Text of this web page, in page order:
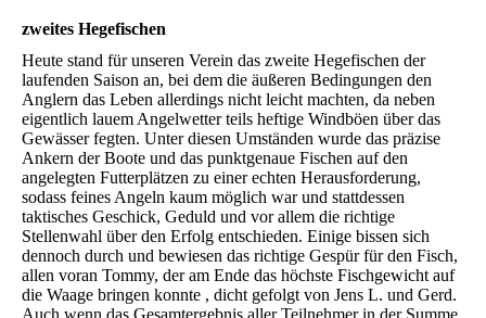
zweites Hegefischen
Heute stand für unseren Verein das zweite Hegefischen der
laufenden Saison an, bei dem die äußeren Bedingungen den
Anglern das Leben allerdings nicht leicht machten, da neben
eigentlich lauem Angelwetter teils heftige Windböen über das
Gewässer fegten. Unter diesen Umständen wurde das präzise
Ankern der Boote und das punktgenaue Fischen auf den
angelegten Futterplätzen zu einer echten Herausforderung,
sodass feines Angeln kaum möglich war und stattdessen
taktisches Geschick, Geduld und vor allem die richtige
Stellenwahl über den Erfolg entschieden. Einige bissen sich
dennoch durch und bewiesen das richtige Gespür für den Fisch,
allen voran Tommy, der am Ende das höchste Fischgewicht auf
die Waage bringen konnte , dicht gefolgt von Jens L. und Gerd.